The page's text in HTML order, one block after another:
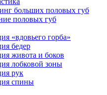
больших половых губ
половых губ
«вдовьего горба»
бедер
живота и боков
лобковой зоны
рук
спины